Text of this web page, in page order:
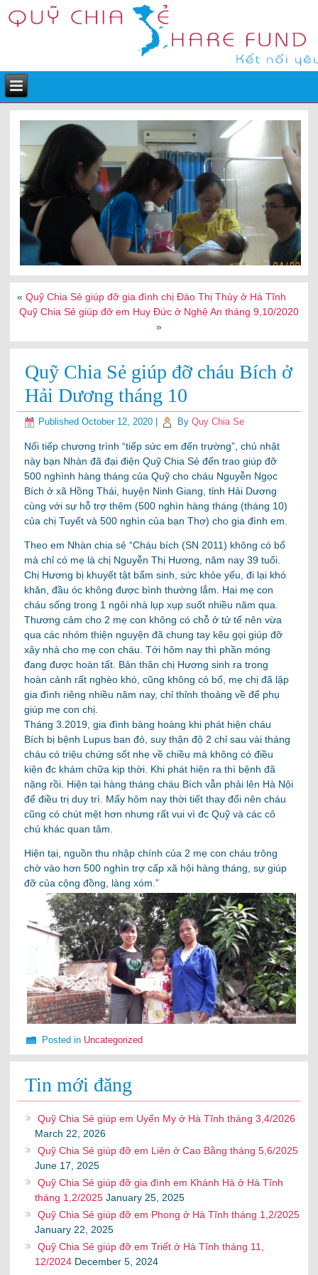
«Quỹ Chia Sẻ giúp đỡ gia đình chị Đào Thị Thùy ở Hà Tĩnh
Quỹ Chia Sẻ giúp đỡ em Huy Đức ở Nghệ An tháng 9,10/2020
»
Quỹ Chia Sẻ giúp đỡ cháu Bích ở
Hải Dương tháng 10
Published October 12, 2020 By Quy Chia Se
Nối tiếp chương trình “tiếp sức em đến trường”, chủ nhật
này bạn Nhàn đã đại điện Quỹ Chia Sẻ đến trao giúp đỡ
500 nghình hàng tháng của Quỹ cho cháu Nguyễn Ngọc
Bích ở xã Hồng Thái, huyện Ninh Giang, tỉnh Hải Dương
cùng với sự hỗ trợ thêm (500 nghìn hàng tháng (tháng 10)
của chị Tuyết và 500 nghìn của bạn Thơ) cho gia đình em.
Theo em Nhàn chia sẻ “Cháu bích (SN 2011) không có bố
mà chỉ có mẹ là chị Nguyễn Thị Hương, năm nay 39 tuổi.
Chị Hương bị khuyết tật bẩm sinh, sức khỏe yếu, đi lại khó
khăn, đầu óc không được bình thường lắm. Hai mẹ con
cháu sống trong 1 ngôi nhà lụp xụp suốt nhiều năm qua.
Thương cảm cho 2 mẹ con không có chỗ ở tử tế nên vừa
qua các nhóm thiện nguyện đã chung tay kêu gọi giúp đỡ
xây nhà cho mẹ con cháu. Tới hôm nay thì phần móng
đang được hoàn tất. Bản thân chị Hương sinh ra trong
hoàn cảnh rất nghèo khó, cũng không có bố, mẹ chị đã lập
gia đình riêng nhiều năm nay, chỉ thỉnh thoảng về để phụ
giúp mẹ con chị.
Tháng 3.2019, gia đình bàng hoàng khi phát hiện cháu
Bích bị bệnh Lupus ban đỏ, suy thận độ 2 chỉ sau vài tháng
cháu có triệu chứng sốt nhẹ về chiều mà không có điều
kiện đc khám chữa kịp thời. Khi phát hiện ra thì bệnh đã
nặng rồi. Hiện tại hàng tháng cháu Bích vẫn phải lên Hà Nội
để điều trị duy trì. Mấy hôm nay thời tiết thay đổi nên cháu
cũng có chút mệt hơn nhưng rất vui vì đc Quỹ và các cô
chú khác quan tâm.
Hiện tại, nguồn thu nhập chính của 2 mẹ con cháu trông
chờ vào hơn 500 nghìn trợ cấp xã hội hàng tháng, sự giúp
đỡ của cộng đồng, làng xóm.”
Posted in Uncategorized
Tin mới đăng
Quỹ Chia Sẻ giúp em Uyển My ở Hà Tĩnh tháng 3,4/2026
March 22, 2026
Quỹ Chia Sẻ giúp đỡ em Liên ở Cao Bằng tháng 5,6/2025
June 17, 2025
Quỹ Chia Sẻ giúp đỡ gia đình em Khánh Hà ở Hà Tĩnh
tháng 1,2/2025 January 25, 2025
Quỹ Chia Sẻ giúp đỡ em Phong ở Hà Tĩnh tháng 1,2/2025
January 22, 2025
Quỹ Chia Sẻ giúp đỡ em Triết ở Hà Tĩnh tháng 11,
12/2024 December 5, 2024